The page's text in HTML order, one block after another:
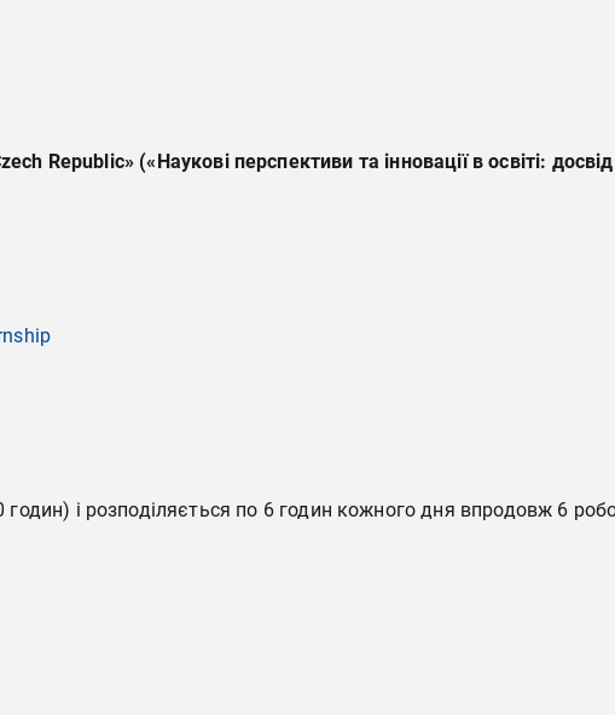
Republic» («Наукові перспективи та інновації в освіті: досвід
і розподіляється по 6 годин кожного дня впродовж 6